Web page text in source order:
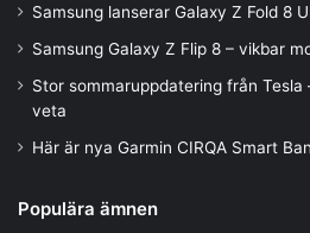
Samsung lanserar Galaxy Z Fold 8
Samsung Galaxy Z Flip 8 – vikbar
Stor sommaruppdatering från
veta
Här är nya Garmin CIRQA Smart
Populära ämnen